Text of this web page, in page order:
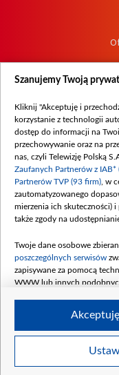
© 2026
Szanujemy Twoją
Kliknij "Akceptuję i
korzystanie z technologii
dostęp do informacji na
przechowywanie oraz na
nas, czyli Telewizję Polską
Zaufanych Partnerów z IAB*
Partnerów TVP (93 firm) , w
zautomatyzowanego
mierzenia ich skuteczności)
także zgody na
Twoje dane osobowe
poszczególnych serwisów
zapisywane za pomocą
WWW lub innych
Twoje dane osobowe